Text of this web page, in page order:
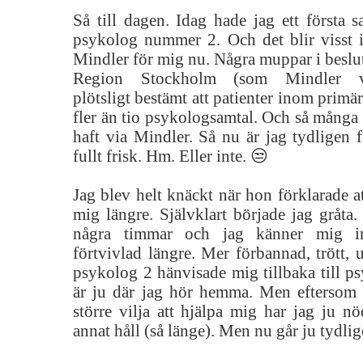
Så till dagen. Idag hade jag ett första
psykolog nummer 2. Och det blir visst
Mindler för mig nu. Några muppar i
Region Stockholm (som Mindler
plötsligt bestämt att patienter inom
fler än tio psykologsamtal. Och så många
haft via Mindler. Så nu är jag tydligen
fullt frisk. Hm. Eller inte. 😒
Jag blev helt knäckt när hon förklarade
mig längre. Självklart började jag
några timmar och jag känner mig
förtvivlad längre. Mer förbannad, trött,
psykolog 2 hänvisade mig tillbaka till
är ju där jag hör hemma. Men
större vilja att hjälpa mig har jag ju
annat håll (så länge). Men nu går ju